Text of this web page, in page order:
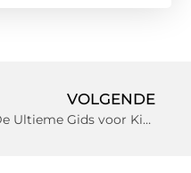
VOLGENDE
De Ultieme Gids voor Kinderopvang in Nijmegen: Waar Moet U Op Letten?